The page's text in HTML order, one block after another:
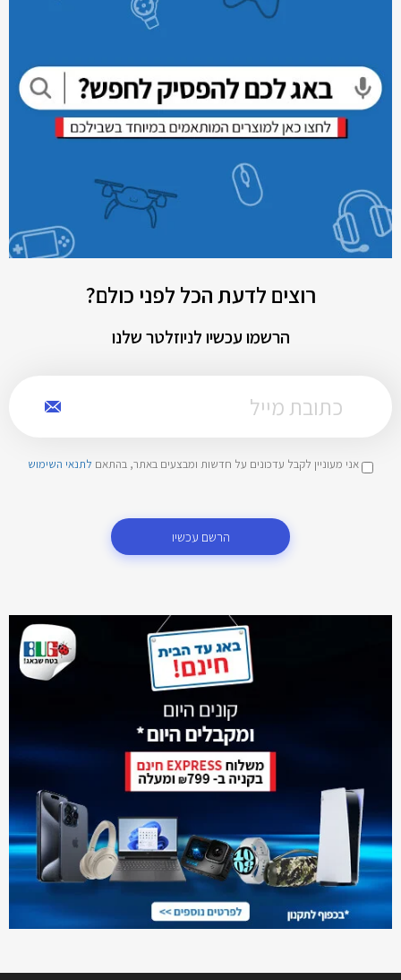
רוצים לדעת הכל לפני כולם?
הרשמו עכשיו לניוזלטר שלנו
אני מעוניין לקבל עדכונים על חדשות ומבצעים באתר, בהתאם לתנאי השימוש
הרשם עכשיו